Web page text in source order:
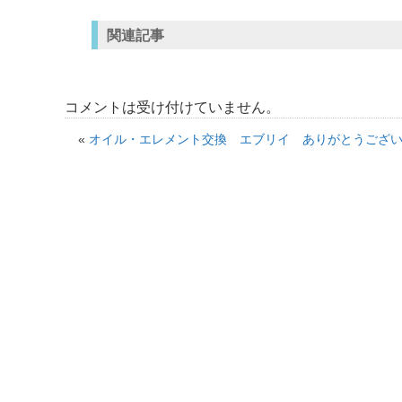
関連記事
コメントは受け付けていません。
« オイル・エレメント交換 エブリイ ありがとうござい